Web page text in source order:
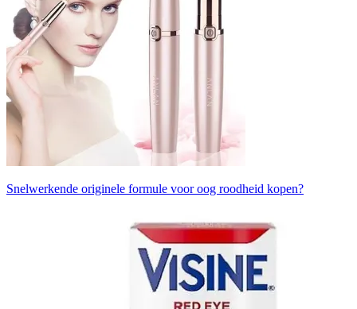
Snelwerkende originele formule voor oog roodheid kopen?